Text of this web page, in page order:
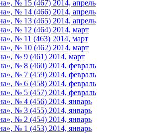
№ 15 (467) 2014, апрель
№ 14 (466) 2014, апрель
№ 13 (465) 2014, апрель
№ 12 (464) 2014, март
№ 11 (463) 2014, март
№ 10 (462) 2014, март
№ 9 (461) 2014, март
№ 8 (460) 2014, февраль
№ 7 (459) 2014, февраль
№ 6 (458) 2014, февраль
№ 5 (457) 2014, февраль
№ 4 (456) 2014, январь
№ 3 (455) 2014, январь
№ 2 (454) 2014, январь
№ 1 (453) 2014, январь